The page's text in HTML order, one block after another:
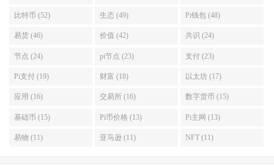
比特币 (52) 生态 (49) Pi钱包 (48)
易货 (46) 价值 (42) 共识 (24)
节点 (24) pi节点 (23) 支付 (23)
Pi支付 (19) 财富 (18) 以太坊 (17)
应用 (16) 交易所 (16) 数字货币 (15)
基础币 (15) Pi币价格 (13) Pi主网 (13)
易物 (11) 亚马逊 (11) NFT (11)